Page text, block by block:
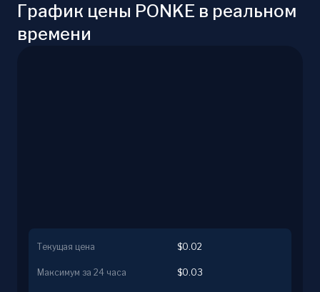
График цены PONKE в реальном
времени
Текущая цена $0.02
Максимум за 24 часа $0.03